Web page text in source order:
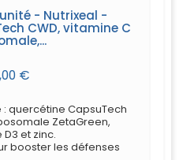
- Nutrixeal -
CWD, vitamine C
€
quercétine CapsuTech
ZetaGreen,
et zinc.
booster les défenses